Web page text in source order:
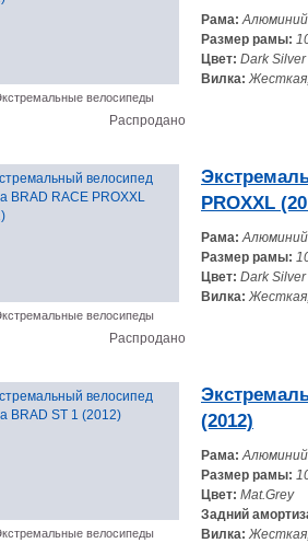
велосипеды
Распродано
Рама:
Размер рамы:
Цвет: Dark Silver
Вилка:
велосипеды
Распродано
PROXXL
Рама:
Размер рамы:
Цвет: Dark Silver
Вилка:
велосипеды
(2012)
Рама:
Размер рамы:
Цвет: Mat.Grey
Задний
Вилка: